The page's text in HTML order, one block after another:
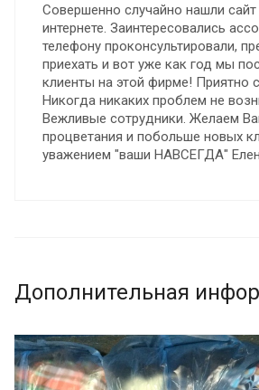
Совершенно случайно нашли сайт
интернете. Заинтересовались
телефону проконсультировали,
приехать и вот уже как год мы
клиенты на этой фирме! Приятно
Никогда никаких проблем не
Вежливые сотрудники. Желаем
процветания и побольше новых
уважением "ваши НАВСЕГДА"
Дополнительная